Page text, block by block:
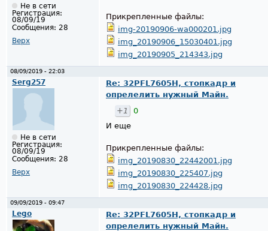
Не в сети
Регистрация:
08/09/19
Сообщения: 28
Верх
Прикрепленные файлы:
img-20190906-wa000201.jpg
img_20190906_15030401.jpg
img_20190905_214343.jpg
08/09/2019 - 22:03
Serg257
Не в сети
Регистрация:
08/09/19
Сообщения: 28
Верх
Re: 32PFL7605H, стопкадр и
опрелелить нужный Майн.
+1
0
И еще
Прикрепленные файлы:
img_20190830_22442001.jpg
img_20190830_225407.jpg
img_20190830_224428.jpg
09/09/2019 - 09:47
Lego
Re: 32PFL7605H, стопкадр и
опрелелить нужный Майн.